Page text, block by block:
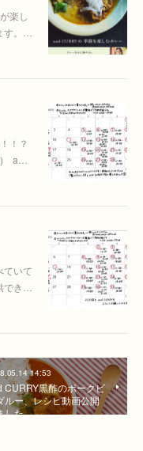
楽し
。…
！？
) a…
ていて
き…
14:53
CURRY黒酢のポークビ
ルー、レシピ動画公開
した